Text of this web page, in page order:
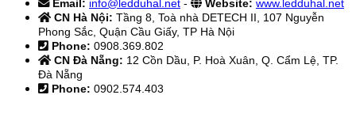
Email: info@ledduhal.net - Website: www.ledduhal.net
CN Hà Nội: Tầng 8, Toà nhà DETECH II, 107 Nguyễn
Phong Sắc, Quận Cầu Giấy, TP Hà Nội
Phone: 0908.369.802
CN Đà Nẵng: 12 Cồn Dầu, P. Hoà Xuân, Q. Cẩm Lệ, TP.
Đà Nẵng
Phone: 0902.574.403